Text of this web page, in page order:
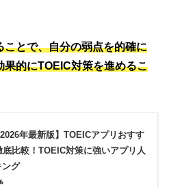
とで、自分の弱点を的確に
的にTOEIC対策を進めるこ
2026年最新版】TOEICアプリおすす
底比較！TOEIC対策に強いアプリ人
ング